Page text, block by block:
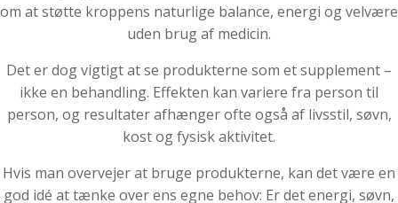
om at støtte kroppens naturlige balance, energi og velvære
uden brug af medicin.
Det er dog vigtigt at se produkterne som et supplement –
ikke en behandling. Effekten kan variere fra person til
person, og resultater afhænger ofte også af livsstil, søvn,
kost og fysisk aktivitet.
Hvis man overvejer at bruge produkterne, kan det være en
god idé at tænke over ens egne behov: Er det energi, søvn,